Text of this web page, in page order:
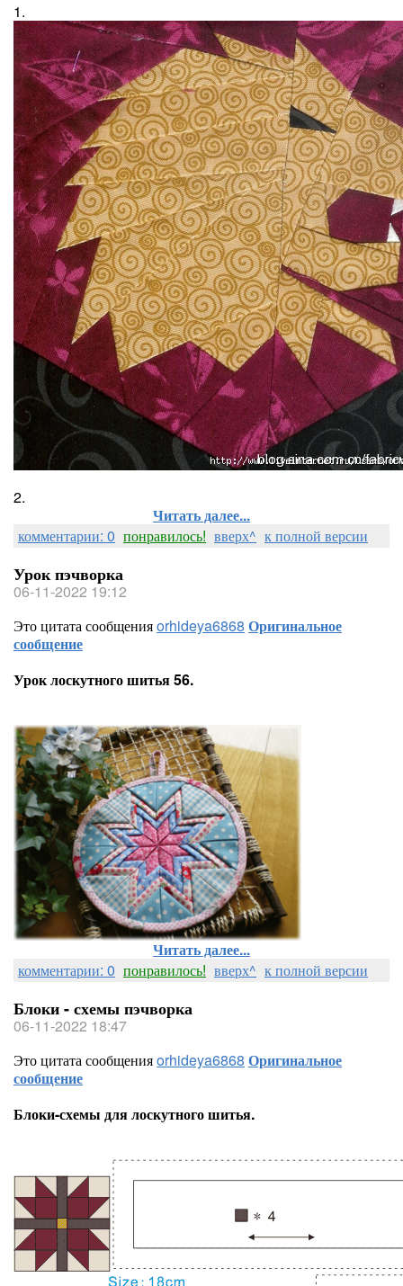
1.
2.
Читать далее...
комментарии: 0 понравилось! вверх^ к полной версии
Урок пэчворка
06-11-2022 19:12
Это цитата сообщенияorhideya6868 Оригинальное
сообщение
Урок лоскутного шитья 56.
Читать далее...
комментарии: 0 понравилось! вверх^ к полной версии
Блоки - схемы пэчворка
06-11-2022 18:47
Это цитата сообщенияorhideya6868 Оригинальное
сообщение
Блоки-схемы для лоскутного шитья.